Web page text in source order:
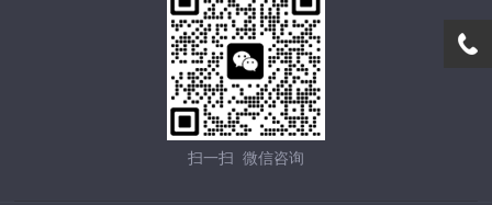
扫一扫 微信咨询